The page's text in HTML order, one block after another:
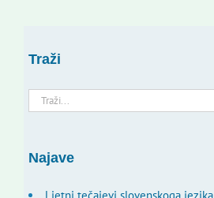
Traži
Traži...
Najave